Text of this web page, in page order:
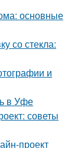
основные
со стекла:
и
в Уфе
советы
проект